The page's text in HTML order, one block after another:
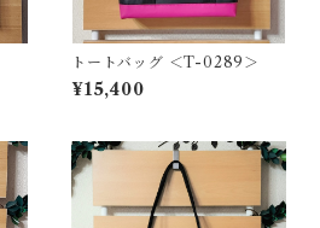
トートバッグ ＜T-0289＞
¥15,400